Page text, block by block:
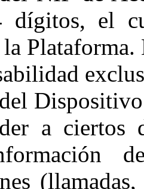
el
a ciertos